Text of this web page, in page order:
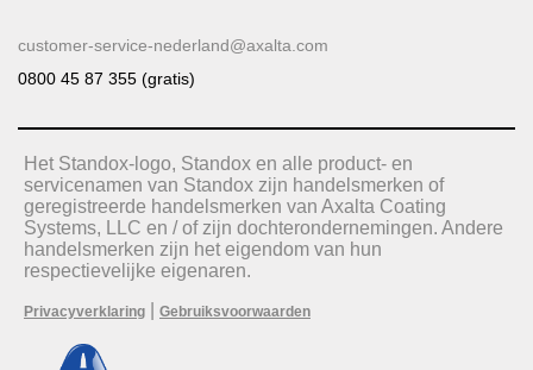
customer-service-nederland@axalta.com
0800 45 87 355 (gratis)
Het Standox-logo, Standox en alle product- en
servicenamen van Standox zijn handelsmerken of
geregistreerde handelsmerken van Axalta Coating
Systems, LLC en / of zijn dochterondernemingen. Andere
handelsmerken zijn het eigendom van hun
respectievelijke eigenaren.
Privacyverklaring Gebruiksvoorwaarden